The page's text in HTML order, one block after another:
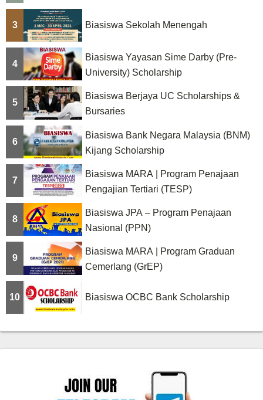
3 Biasiswa Sekolah Menengah
4
Biasiswa Yayasan Sime Darby (Pre-
University) Scholarship
5
Biasiswa Berjaya UC Scholarships &
Bursaries
6
Biasiswa Bank Negara Malaysia (BNM)
Kijang Scholarship
7
Biasiswa MARA | Program Penajaan
Pengajian Tertiari (TESP)
8
Biasiswa JPA – Program Penajaan
Nasional (PPN)
9
Biasiswa MARA | Program Graduan
Cemerlang (GrEP)
10 Biasiswa OCBC Bank Scholarship